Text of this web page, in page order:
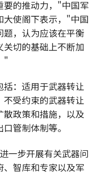
要的推动力，"中国军
大使阁下表示，"中国
，认为应该在平衡
切的基础上不断加
"
：适用于武器转让
受约束的武器转让
政策和措施，以及
管制体制等。
一步开展有关武器问
智库和专家以及军